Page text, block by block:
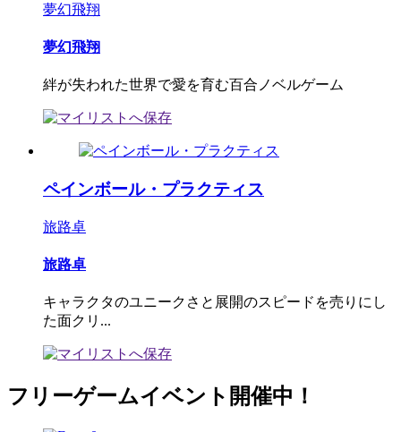
夢幻飛翔
夢幻飛翔
絆が失われた世界で愛を育む百合ノベルゲーム
ペインボール・プラクティス
旅路卓
旅路卓
キャラクタのユニークさと展開のスピードを売りにし
た面クリ...
フリーゲームイベント開催中！